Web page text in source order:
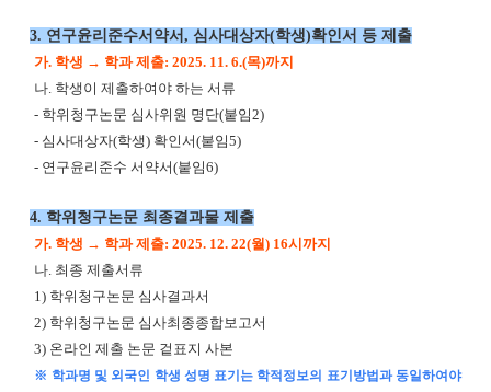
3. 연구윤리준수서약서, 심사대상자(학생)확인서 등 제출
가. 학생 → 학과 제출: 2025. 11. 6.(목)까지
나. 학생이 제출하여야 하는 서류
- 학위청구논문 심사위원 명단(붙임2)
- 심사대상자(학생) 확인서(붙임5)
- 연구윤리준수 서약서(붙임6)
4. 학위청구논문 최종결과물 제출
가. 학생 → 학과 제출: 2025. 12. 22(월) 16시까지
나. 최종 제출서류
1) 학위청구논문 심사결과서
2) 학위청구논문 심사최종종합보고서
3) 온라인 제출 논문 겉표지 사본
※ 학과명 및 외국인 학생 성명 표기는 학적정보의 표기방법과 동일하여야